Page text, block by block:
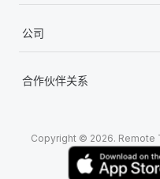
公司
合作伙伴关系
Copyright © 2026. Remote